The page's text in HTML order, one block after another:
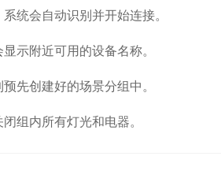
统会自动识别并开始连接。
示附近可用的设备名称。
先创建好的场景分组中。
组内所有灯光和电器。